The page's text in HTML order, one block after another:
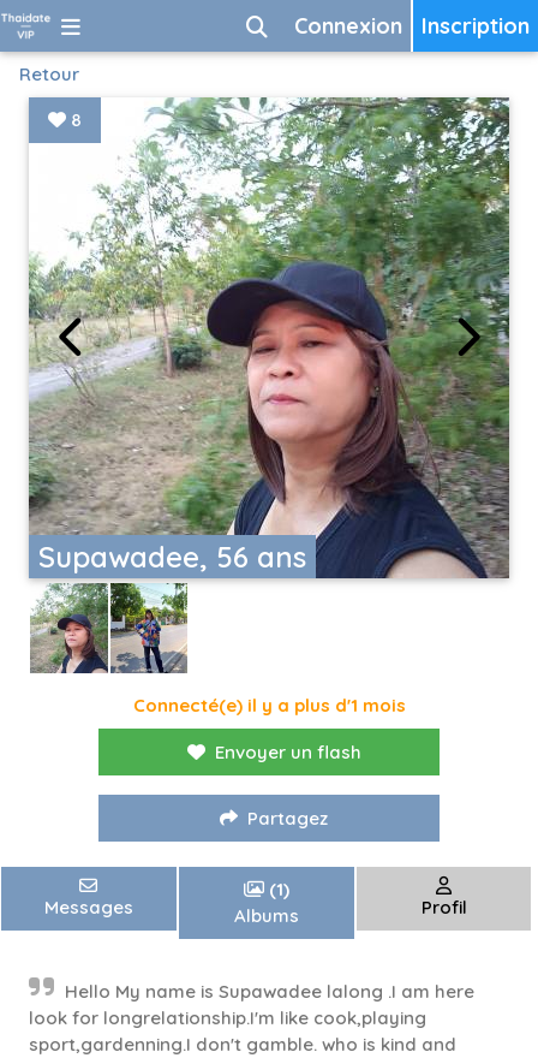
Inscription
Connexion
Retour
Supawadee, 56 ans
8
Connecté(e) il y a plus d'1 mois
Envoyer un flash
Partagez
Messages
(1)
Albums
Profil
Hello My name is Supawadee lalong .I am here
look for longrelationship.I'm like cook,playing
sport,gardenning.I don't gamble. who is kind and